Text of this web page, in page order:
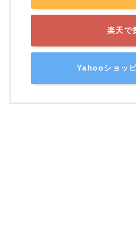
楽天で
Yahooショッ